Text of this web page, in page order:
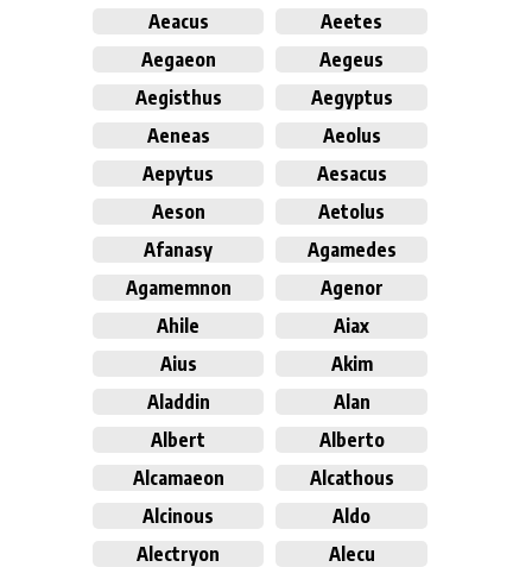
Aeacus
Aeetes
Aegaeon
Aegeus
Aegisthus
Aegyptus
Aeneas
Aeolus
Aepytus
Aesacus
Aeson
Aetolus
Afanasy
Agamedes
Agamemnon
Agenor
Ahile
Aiax
Aius
Akim
Aladdin
Alan
Albert
Alberto
Alcamaeon
Alcathous
Alcinous
Aldo
Alectryon
Alecu